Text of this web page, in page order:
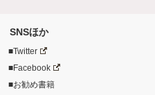
SNSほか
■Twitter
■Facebook
■お勧め書籍